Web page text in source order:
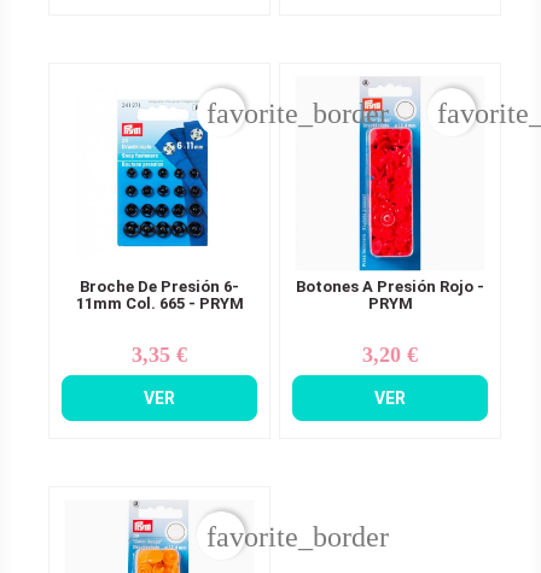
Broche De Presión 6-
11mm Col. 665 - PRYM
Precio
3,35 €
VER
favorite_border
Botones A Presión Rojo -
PRYM
Precio
3,20 €
VER
favorite_border